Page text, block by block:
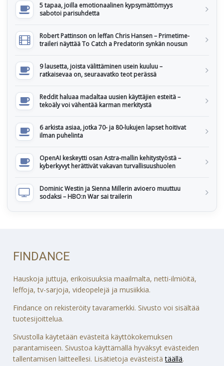
5 tapaa, joilla emotionaalinen kypsymättömyys
sabotoi parisuhdetta
Robert Pattinson on leffan Chris Hansen – Primetime-
traileri näyttää To Catch a Predatorin synkän nousun
9 lausetta, joista välittäminen usein kuuluu –
ratkaisevaa on, seuraavatko teot perässä
Reddit haluaa madaltaa uusien käyttäjien esteitä –
tekoäly voi vähentää karman merkitystä
6 arkista asiaa, jotka 70- ja 80-lukujen lapset hoitivat
ilman puhelinta
OpenAI keskeytti osan Astra-mallin kehitystyöstä –
kyberkyvyt herättivät vakavan turvallisuushuolen
Dominic Westin ja Sienna Millerin avioero muuttuu
sodaksi – HBO:n War sai trailerin
FINDANCE
Hauskoja juttuja, erikoisuuksia maailmalta, netti-ilmiöitä,
leffoja, tv-sarjoja, videopelejä ja musiikkia.
Findance on rekisteröity tavaramerkki. Sivusto voi sisältää
tuotesijoittelua.
Sivustolla käytetään evästeitä käyttökokemuksen
parantamiseen. Sivustoa käyttämällä hyväksyt evästeiden
tallentamisen laitteellesi. Lisätietoja evästeistätäällä.